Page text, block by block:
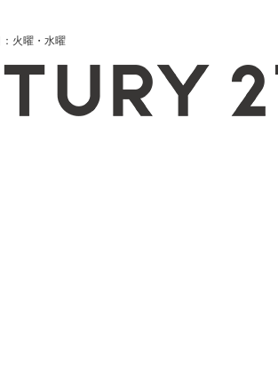
火曜・水曜